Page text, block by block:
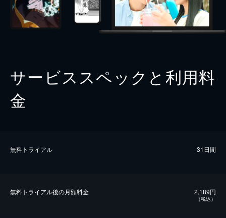
サービススペックと利用料
金
無料トライアル 31日間
無料トライアル後の⽉額料金 2,189円
（税込）